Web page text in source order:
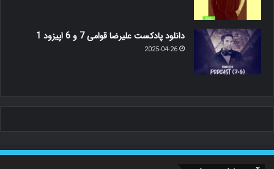
دانلود پادکست علیرضا قوامی 7 و 6 اپیزود 1
2025-04-26